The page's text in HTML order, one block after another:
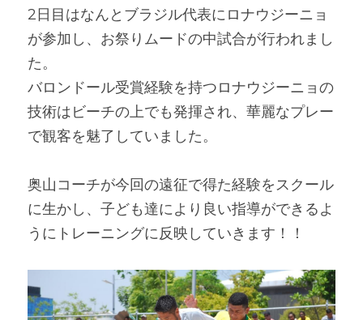
2日目はなんとブラジル代表にロナウジーニョ
が参加し、お祭りムードの中試合が行われまし
た。
バロンドール受賞経験を持つロナウジーニョの
技術はビーチの上でも発揮され、華麗なプレー
で観客を魅了していました。
奥山コーチが今回の遠征で得た経験をスクール
に生かし、子ども達により良い指導ができるよ
うにトレーニングに反映していきます！！